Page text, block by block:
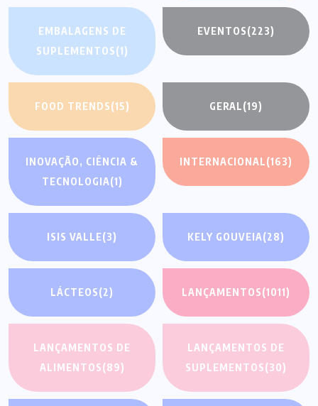
EMBALAGENS DE
SUPLEMENTOS(1)
EVENTOS(223)
FOOD TRENDS(15) GERAL(19)
INOVAÇÃO, CIÊNCIA &
TECNOLOGIA(1)
INTERNACIONAL(163)
ISIS VALLE(3) KELY GOUVEIA(28)
LÁCTEOS(2) LANÇAMENTOS(1011)
LANÇAMENTOS DE
ALIMENTOS(89)
LANÇAMENTOS DE
SUPLEMENTOS(30)